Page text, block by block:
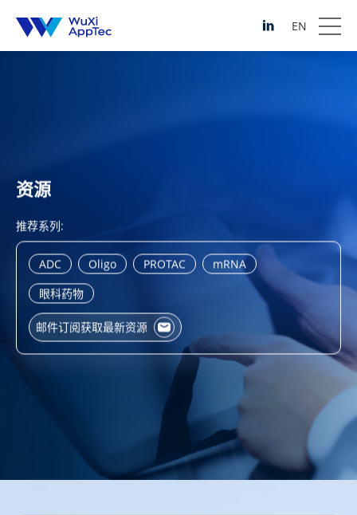
EN
资源
推荐系列:
ADC Oligo PROTAC
mRNA
眼科药物
邮件订阅获取最新资源